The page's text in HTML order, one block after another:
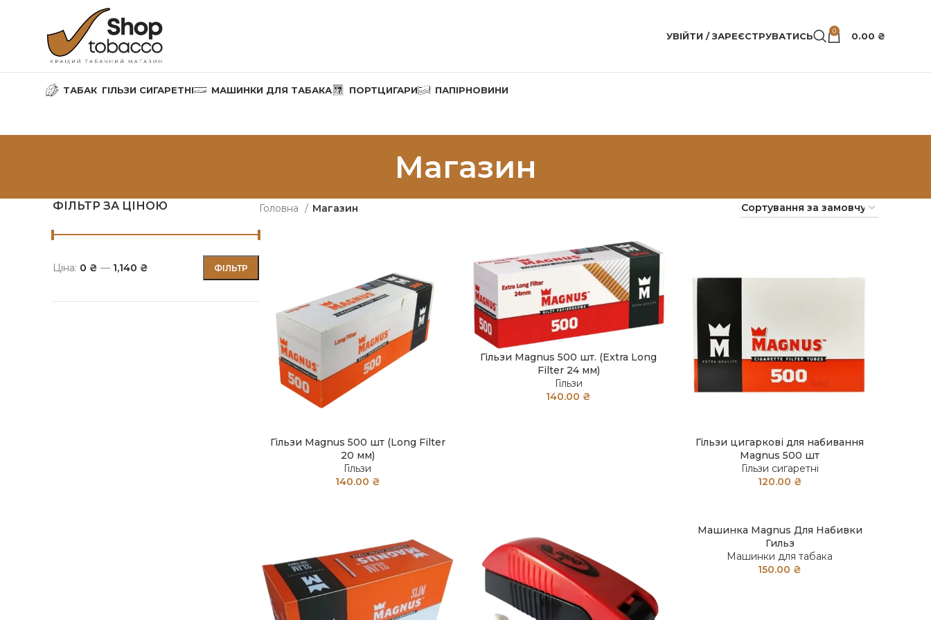
УВІЙТИ / ЗАРЕЄСТРУВАТИСЬ 0 0.00 ₴
ТАБАК ГІЛЬЗИ СИГАРЕТНІ МАШИНКИ ДЛЯ ТАБАКА ПОРТЦИГАРИ ПАПІРНОВИНИ
Магазин
ФІЛЬТР ЗА ЦІНОЮ
ФІЛЬТР
Ціна: 0 ₴ — 1,140 ₴
Головна Магазин
Гільзи Magnus 500 шт (Long Filter
20 мм)
Гільзи
140.00 ₴
Гільзи Magnus 500 шт. (Extra Long
Filter 24 мм)
Гільзи
140.00 ₴
Гільзи цигаркові для набивання
Magnus 500 шт
Гільзи сигаретні
120.00 ₴
Машинка Magnus Для Набивки
Гильз
Машинки для табака
150.00 ₴